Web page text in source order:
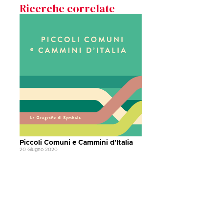
Ricerche correlate
Piccoli Comuni e Cammini d’Italia
20 Giugno 2020